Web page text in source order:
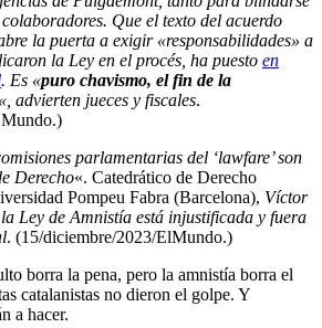
Que el texto del acuerdo
la puerta a exigir «responsabilidades» a
la Ley en el procés, ha puesto en
. Es «puro chavismo, el fin de la
advierten jueces y fiscales.
parlamentarias del ‘lawfare’ son
Derecho«. Catedrático de Derecho
Pompeu Fabra (Barcelona), Víctor
Ley de Amnistía está injustificada y fuera
. (15/diciembre/2023/ElMundo.)
borra la pena, pero la amnistía borra el
catalanistas no dieron el golpe. Y
a hacer.